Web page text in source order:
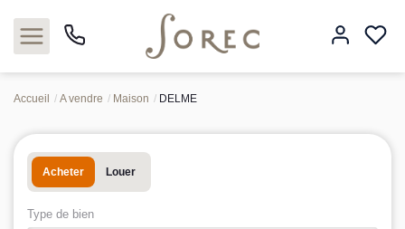
Acheter
Louer
Accueil A vendre Maison DELME
Acheter Louer
Type de bien